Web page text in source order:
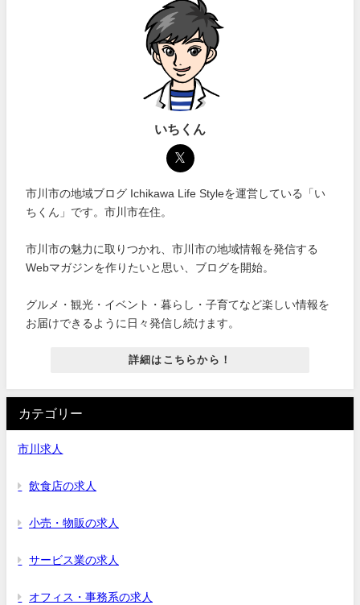
いちくん
市川市の地域ブログ Ichikawa Life Styleを運営している「い
ちくん」です。市川市在住。
市川市の魅力に取りつかれ、市川市の地域情報を発信する
Webマガジンを作りたいと思い、ブログを開始。
グルメ・観光・イベント・暮らし・子育てなど楽しい情報を
お届けできるように日々発信し続けます。
詳細はこちらから！
カテゴリー
市川求人
飲食店の求人
小売・物販の求人
サービス業の求人
オフィス・事務系の求人